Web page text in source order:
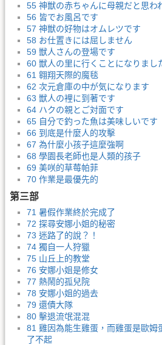
55 神獣の赤ちゃんに母親だと思わ
56 皆でお風呂です
57 神獣の好物はオムレツです
58 お仕置きには屈しません
59 獣人さんの登場です
60 獣人の里に行くことになりまし
61 翱翔天際的魔毯
62 次元倉庫の中が気になります
63 獣人の裡に到著です
64 ハクの親とご対面です
65 自分で釣った魚は美味しいです
66 到底是什麼人的攻擊
67 為什麼小孩子這麼強啊
68 學園長老師也是人類的孩子
69 美咲的草莓帕菲
70 作業是最優先的
第三部
71 暑假作業終於完成了
72 探尋安娜小姐的秘密
73 迷路了的說？！
74 獨自一人狩獵
75 山丘上的教堂
76 安娜小姐是修女
77 熱鬧的孤兒院
78 安娜小姐的過去
79 還債大隊
80 擊退流氓混混
81 雞因為能生雞蛋，而雞蛋是歐姆
了不起